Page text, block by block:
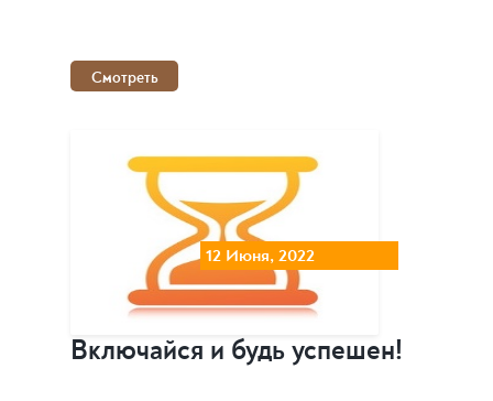
Смотреть
12 Июня, 2022
Включайся и будь успешен!